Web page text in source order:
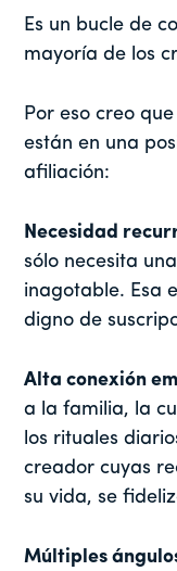
Es un bucle de
mayoría de los
Por eso creo
están en una
afiliación:
Necesidad
sólo necesita
inagotable. Esa
digno de
Alta conexión
a la familia, la
los rituales
creador cuyas
su vida, se
Múltiples